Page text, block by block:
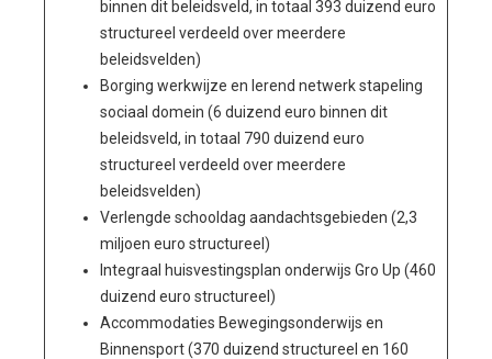
binnen dit beleidsveld, in totaal 393 duizend euro
structureel verdeeld over meerdere
beleidsvelden)
Borging werkwijze en lerend netwerk stapeling
sociaal domein (6 duizend euro binnen dit
beleidsveld, in totaal 790 duizend euro
structureel verdeeld over meerdere
beleidsvelden)
Verlengde schooldag aandachtsgebieden (2,3
miljoen euro structureel)
Integraal huisvestingsplan onderwijs Gro Up (460
duizend euro structureel)
Accommodaties Bewegingsonderwijs en
Binnensport (370 duizend structureel en 160